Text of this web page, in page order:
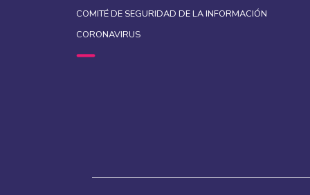
COMITÉ DE SEGURIDAD DE LA INFORMACIÓN
CORONAVIRUS